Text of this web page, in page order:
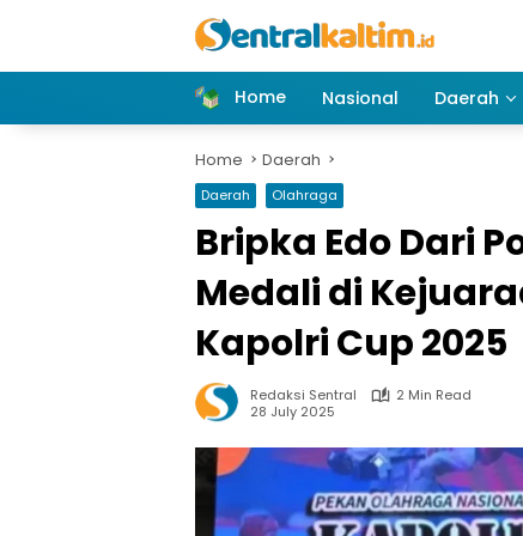
Home
Nasional Daerah
Home Daerah
Daerah Olahraga
Bripka Edo Dari
Medali di
Kapolri Cup 2025
Redaksi Sentral
2 Min Read
28 July 2025